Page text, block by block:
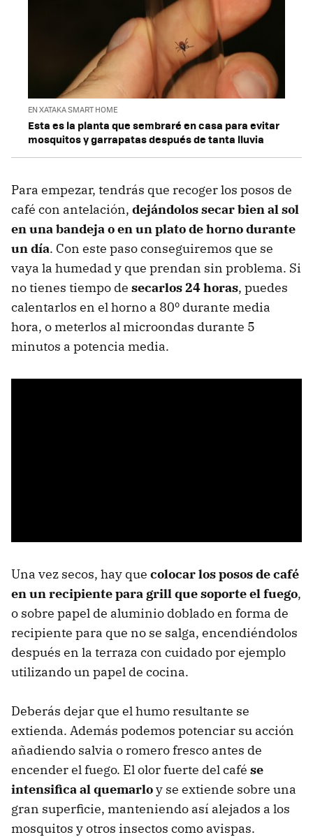
EN XATAKA SMART HOME
Esta es la planta que sembraré en casa para evitar
mosquitos y garrapatas después de tanta lluvia
Para empezar, tendrás que recoger los posos de
café con antelación, dejándolos secar bien al sol
en una bandeja o en un plato de horno durante
un día. Con este paso conseguiremos que se
vaya la humedad y que prendan sin problema. Si
no tienes tiempo de secarlos 24 horas, puedes
calentarlos en el horno a 80º durante media
hora, o meterlos al microondas durante 5
minutos a potencia media.
Una vez secos, hay que colocar los posos de café
en un recipiente para grill que soporte el fuego,
o sobre papel de aluminio doblado en forma de
recipiente para que no se salga, encendiéndolos
después en la terraza con cuidado por ejemplo
utilizando un papel de cocina.
Deberás dejar que el humo resultante se
extienda. Además podemos potenciar su acción
añadiendo salvia o romero fresco antes de
encender el fuego. El olor fuerte del café se
intensifica al quemarloy se extiende sobre una
gran superficie, manteniendo así alejados a los
mosquitos y otros insectos como avispas.